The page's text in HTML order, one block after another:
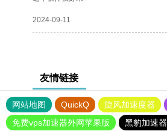
2024-09-11
友情链接
网站地图 QuickQ 旋风加速度器
免费vps加速器外网苹果版
黑豹加速器